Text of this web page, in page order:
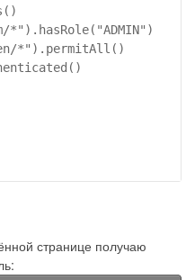
*").hasRole("ADMIN")
*").permitAll()
странице получаю